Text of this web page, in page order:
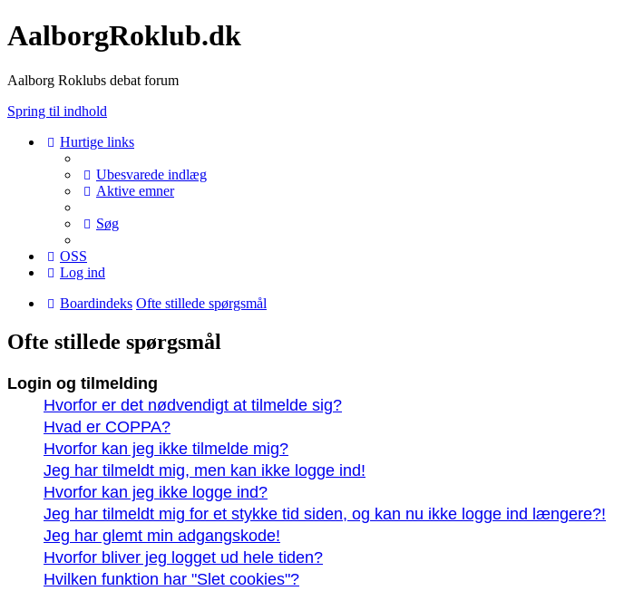
AalborgRoklub.dk
Aalborg Roklubs debat forum
Spring til indhold
Hurtige links
Ubesvarede indlæg
Aktive emner
Søg
OSS
Log ind
Boardindeks Ofte stillede spørgsmål
Ofte stillede spørgsmål
Login og tilmelding
Hvorfor er det nødvendigt at tilmelde sig?
Hvad er COPPA?
Hvorfor kan jeg ikke tilmelde mig?
Jeg har tilmeldt mig, men kan ikke logge ind!
Hvorfor kan jeg ikke logge ind?
Jeg har tilmeldt mig for et stykke tid siden, og kan nu ikke logge ind længere?!
Jeg har glemt min adgangskode!
Hvorfor bliver jeg logget ud hele tiden?
Hvilken funktion har "Slet cookies"?